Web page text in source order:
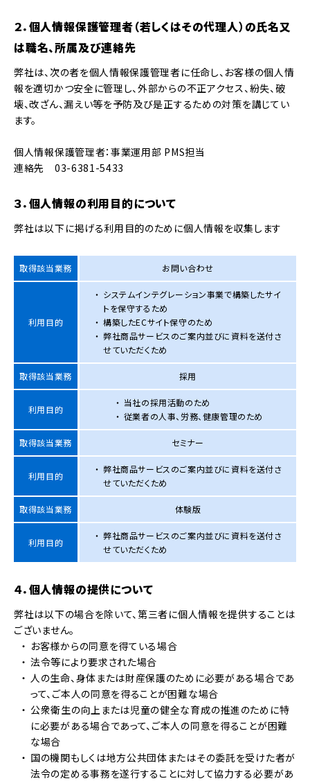
２．個人情報保護管理者（若しくはその代理人）の氏名又
は職名、所属及び連絡先
弊社は、次の者を個人情報保護管理者に任命し、お客様の個人情
報を適切かつ安全に管理し、外部からの不正アクセス、紛失、破
壊、改ざん、漏えい等を予防及び是正するための対策を講じてい
ます。
個人情報保護管理者：事業運用部 PMS担当
連絡先 03-6381-5433
３．個人情報の利用目的について
弊社は以下に掲げる利用目的のために個人情報を収集します
取得該当業務 お問い合わせ
利用目的
システムインテグレーション事業で構築したサイ
トを保守するため
構築したECサイト保守のため
弊社商品サービスのご案内並びに資料を送付さ
せていただくため
取得該当業務 採用
利用目的
当社の採用活動のため
従業者の人事、労務、健康管理のため
取得該当業務 セミナー
利用目的
弊社商品サービスのご案内並びに資料を送付さ
せていただくため
取得該当業務 体験版
利用目的
弊社商品サービスのご案内並びに資料を送付さ
せていただくため
４．個人情報の提供について
弊社は以下の場合を除いて、第三者に個人情報を提供することは
ございません。
お客様からの同意を得ている場合
法令等により要求された場合
人の生命、身体または財産保護のために必要がある場合であ
って、ご本人の同意を得ることが困難な場合
公衆衛生の向上または児童の健全な育成の推進のために特
に必要がある場合であって、ご本人の同意を得ることが困難
な場合
国の機関もしくは地方公共団体またはその委託を受けた者が
法令の定める事務を遂行することに対して協力する必要があ